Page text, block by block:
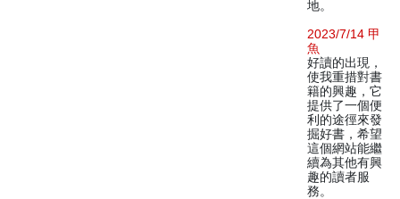
地。
2023/7/14 甲
魚
好讀的出現，
使我重措對書
籍的興趣，它
提供了一個便
利的途徑來發
掘好書，希望
這個網站能繼
續為其他有興
趣的讀者服
務。